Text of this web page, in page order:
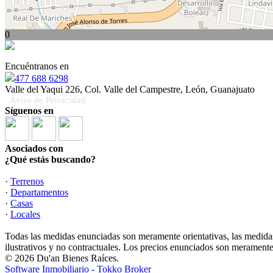
0
Encuéntranos en
477 688 6298
Valle del Yaqui 226, Col. Valle del Campestre, León, Guanajuato
· Aviso de Privacidad
Síguenos en
Asociados con
¿Qué estás buscando?
· Terrenos
· Departamentos
· Casas
· Locales
Todas las medidas enunciadas son meramente orientativas, las
ilustrativos y no contractuales. Los precios enunciados son
© 2026 Du'an Bienes Raíces.
Software Inmobiliario - Tokko Broker